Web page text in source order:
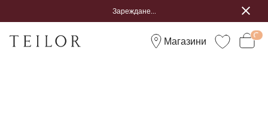
Зареждане...
Магазини